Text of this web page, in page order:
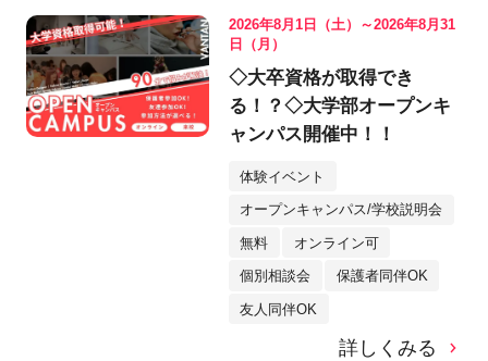
2026年8月1日（土）～2026年8月31
日（月）
◇大卒資格が取得でき
る！？◇大学部オープンキ
ャンパス開催中！！
体験イベント
オープンキャンパス/学校説明会
無料 オンライン可
個別相談会 保護者同伴OK
友人同伴OK
詳しくみる